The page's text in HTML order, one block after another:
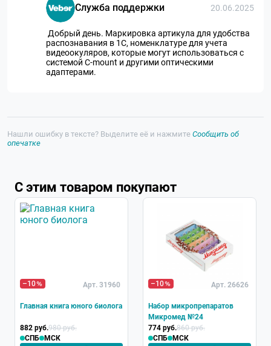
Служба поддержки 20.06.2025
Добрый день. Маркировка артикула для удобства
распознавания в 1С, номенклатуре для учета
видеоокуляров, которые могут использоваться с
системой С-mount и другими оптическими
адаптерами.
Нашли ошибку в тексте? Выделите её и нажмите Сообщить об
опечатке
С этим товаром покупают
–10 Арт. 31960
Главная книга юного биолога
882 руб.980 руб.
СПБ
МСК
–10 Арт. 26626
Набор микропрепаратов
Микромед №24
774 руб.860 руб.
СПБ
МСК